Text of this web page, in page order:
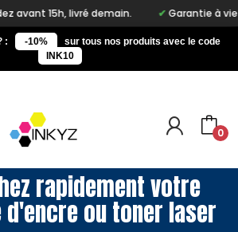
15h, livré demain. Garantie à vie
: -10%
sur tous nos produits avec le code
INK10
0
rapidement votre
ou toner laser